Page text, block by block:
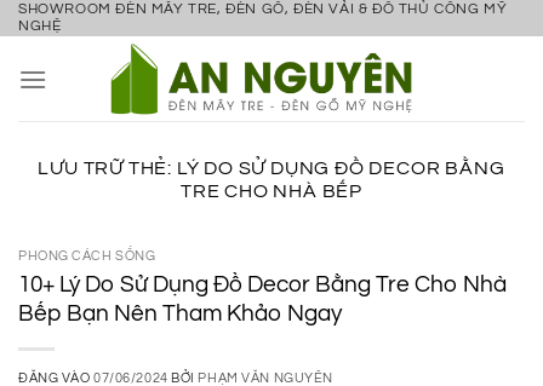
Bỏ
nội
SHOWROOM ĐÈN MÂY TRE, ĐÈN GỖ, ĐÈN VẢI & ĐỒ THỦ CÔNG MỸ
NGHỆ
LƯU TRỮ THẺ: LÝ DO SỬ DỤNG ĐỒ DECOR BẰNG
TRE CHO NHÀ BẾP
PHONG CÁCH SỐNG
10+ Lý Do Sử Dụng Đồ Decor Bằng Tre Cho Nhà
Bếp Bạn Nên Tham Khảo Ngay
ĐĂNG VÀO07/06/2024 BỞI PHẠM VĂN NGUYÊN